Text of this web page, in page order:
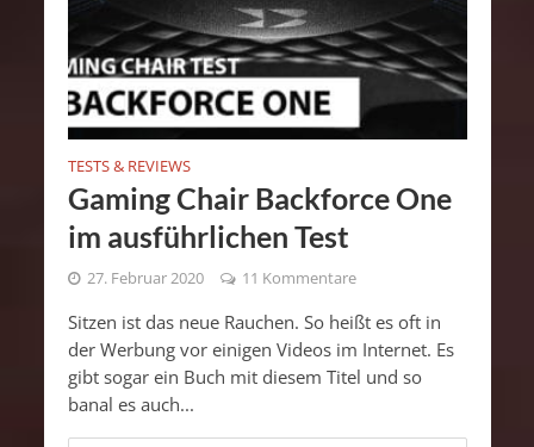
TESTS & REVIEWS
Gaming Chair Backforce One
im ausführlichen Test
27. Februar 2020 11 Kommentare
Sitzen ist das neue Rauchen. So heißt es oft in
der Werbung vor einigen Videos im Internet. Es
gibt sogar ein Buch mit diesem Titel und so
banal es auch...